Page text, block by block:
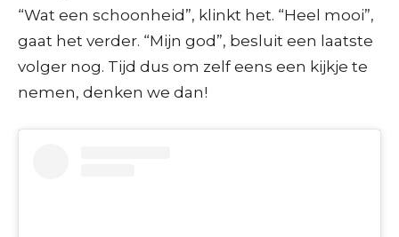
“Wat een schoonheid”, klinkt het. “Heel mooi”,
gaat het verder. “Mijn god”, besluit een laatste
volger nog. Tijd dus om zelf eens een kijkje te
nemen, denken we dan!